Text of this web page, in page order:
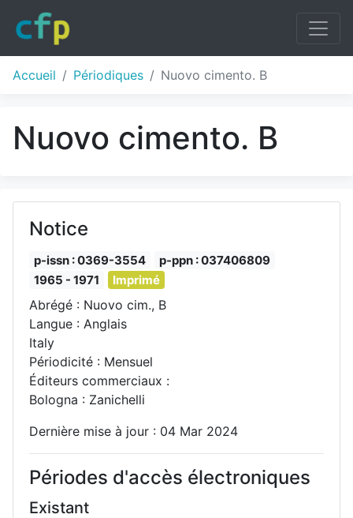
Accueil Périodiques Nuovo cimento. B
Nuovo cimento. B
Notice
p-issn : 0369-3554
p-ppn : 037406809
1965 - 1971
Imprimé
Abrégé : Nuovo cim., B
Langue : Anglais
Italy
Périodicité : Mensuel
Éditeurs commerciaux :
Bologna : Zanichelli
Dernière mise à jour : 04 Mar 2024
Périodes d'accès électroniques
Existant